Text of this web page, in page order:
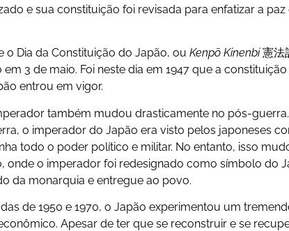
e sua constituição foi revisada para enfatizar a paz
o Dia da Constituição do Japão, ouKenpō Kinenbi憲法
3 de maio. Foi neste dia em 1947 que a
entrou em vigor.
também mudou drasticamente no pós-
o imperador do Japão era visto pelos japoneses
todo o poder político e militar. No entanto, isso
onde o imperador foi redesignado como símbolo do
da monarquia e entregue ao povo.
de 1950 e 1970, o Japão experimentou um
Apesar de ter que se reconstruir e se